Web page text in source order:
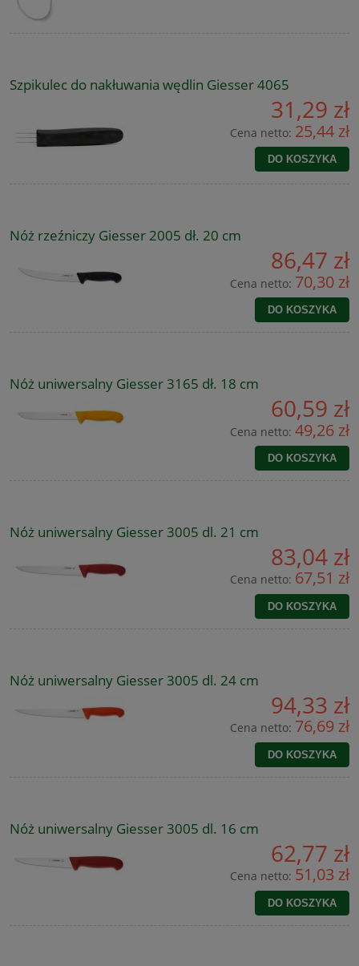
Szpikulec do nakłuwania wędlin Giesser 4065
31,29 zł
Cena netto: 25,44 zł
DO KOSZYKA
Nóż rzeźniczy Giesser 2005 dł. 20 cm
86,47 zł
Cena netto: 70,30 zł
DO KOSZYKA
Nóż uniwersalny Giesser 3165 dł. 18 cm
60,59 zł
Cena netto: 49,26 zł
DO KOSZYKA
Nóż uniwersalny Giesser 3005 dl. 21 cm
83,04 zł
Cena netto: 67,51 zł
DO KOSZYKA
Nóż uniwersalny Giesser 3005 dl. 24 cm
94,33 zł
Cena netto: 76,69 zł
DO KOSZYKA
Nóż uniwersalny Giesser 3005 dl. 16 cm
62,77 zł
Cena netto: 51,03 zł
DO KOSZYKA